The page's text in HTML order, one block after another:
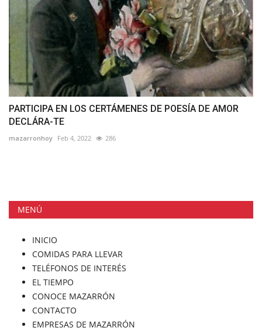
PARTICIPA EN LOS CERTÁMENES DE POESÍA DE AMOR
DECLÁRA-TE
mazarronhoy Feb 4, 2022 286
MENÚ
INICIO
COMIDAS PARA LLEVAR
TELÉFONOS DE INTERÉS
EL TIEMPO
CONOCE MAZARRÓN
CONTACTO
EMPRESAS DE MAZARRÓN